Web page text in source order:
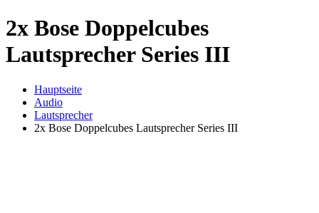
2x Bose Doppelcubes
Lautsprecher Series III
Hauptseite
Audio
Lautsprecher
2x Bose Doppelcubes Lautsprecher Series III